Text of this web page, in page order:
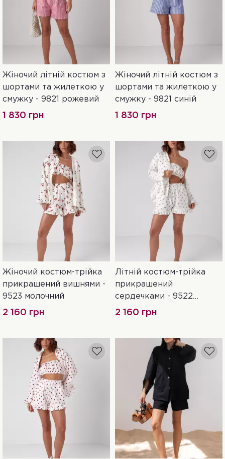
S M XL
Жіночий літній костюм з
шортами та жилеткою у
смужку - 9821 рожевий
1 830 грн
S XL
Жіночий літній костюм з
шортами та жилеткою у
смужку - 9821 синій
1 830 грн
L
Жіночий костюм-трійка
прикрашений вишнями -
9523 молочний
2 160 грн
S M L
Літній костюм-трійка
прикрашений
сердечками - 9522
кавовий
2 160 грн